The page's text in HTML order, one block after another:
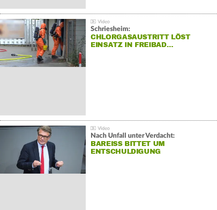
Schriesheim:
CHLORGASAUSTRITT LÖST
EINSATZ IN FREIBAD…
Nach Unfall unter Verdacht:
BAREISS BITTET UM E
NTSCHULDIGUNG